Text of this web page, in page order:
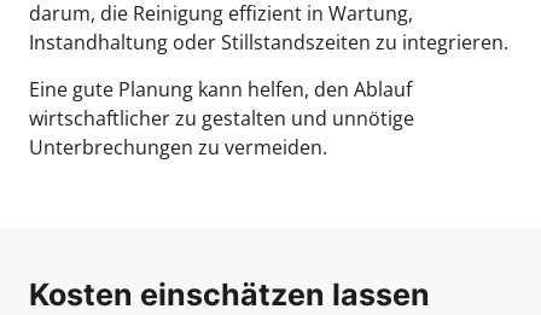
darum, die Reinigung effizient in Wartung,
Instandhaltung oder Stillstandszeiten zu integrieren.
Eine gute Planung kann helfen, den Ablauf
wirtschaftlicher zu gestalten und unnötige
Unterbrechungen zu vermeiden.
Kosten einschätzen lassen